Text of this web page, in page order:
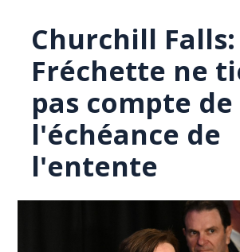
Churchill Falls:
Fréchette ne
pas compte de
l'échéance de
l'entente